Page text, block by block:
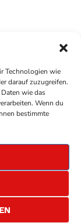
Technologien wie
darauf zuzugreifen.
wie das
Wenn du
bestimmte